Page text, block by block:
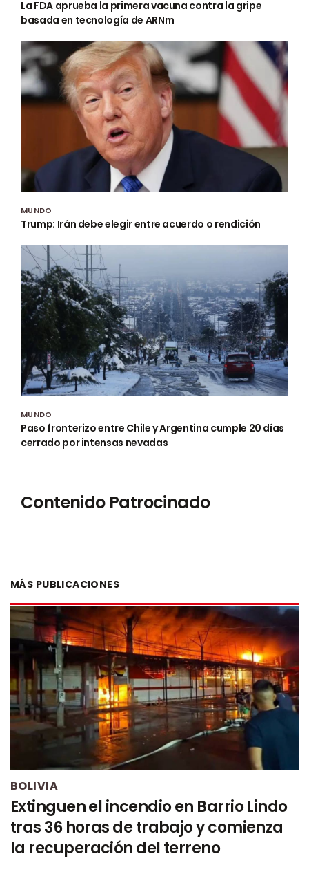
La FDA aprueba la primera vacuna contra la gripe
basada en tecnología de ARNm
MUNDO
Trump: Irán debe elegir entre acuerdo o rendición
MUNDO
Paso fronterizo entre Chile y Argentina cumple 20 días
cerrado por intensas nevadas
Contenido Patrocinado
MÁS PUBLICACIONES
BOLIVIA
Extinguen el incendio en Barrio Lindo
tras 36 horas de trabajo y comienza
la recuperación del terreno